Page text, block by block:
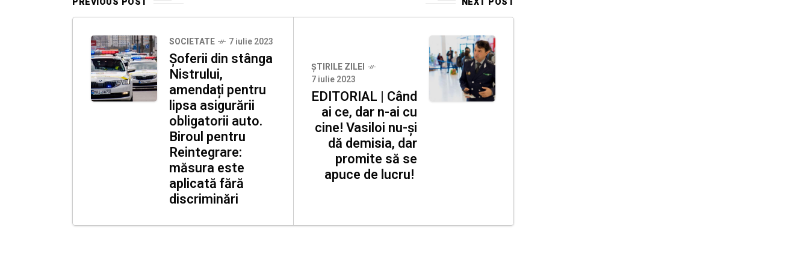
SOCIETATE 7 iulie 2023
Șoferii din stânga
Nistrului,
amendați pentru
lipsa asigurării
obligatorii auto.
Biroul pentru
Reintegrare:
măsura este
aplicată fără
discriminări
ȘTIRILE ZILEI
7 iulie 2023
EDITORIAL | Când
ai ce, dar n-ai cu
cine! Vasiloi nu-și
dă demisia, dar
promite să se
apuce de lucru!